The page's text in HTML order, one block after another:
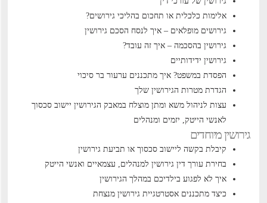
אלימות כלכלית או תחכום בהליכי גירושים?
גירושים מופלאים – איך לנסח הסכם גירושין
גירושין בהסכמה – איך זה עובד?
גירושין ידידותיים
הפסדת במשפט? איך מתכננים ערעור בר סיכוי
הגדרת מטרות הגירושין שלך
עצות לניהול משא ומתן מוצלח במאבק הגירושיןיישוב סכסוך
לאנשי הייטק, יזמים ומנהלים
גירושין מיוחדים
קיבלת בקשה ליישוב סכסוך או תביעת גירושין
בחירת עורך דין גירושין למנהלים, עצמאיים ואנשי הייטק
איך לא לפגוע בילדיכם במהלך הגירושין
כיצד מתכננים אסטרטגיית גירושין מנצחת